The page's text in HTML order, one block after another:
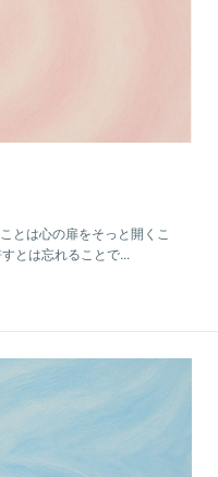
とは心の扉をそっと開くこ
とは忘れることで...